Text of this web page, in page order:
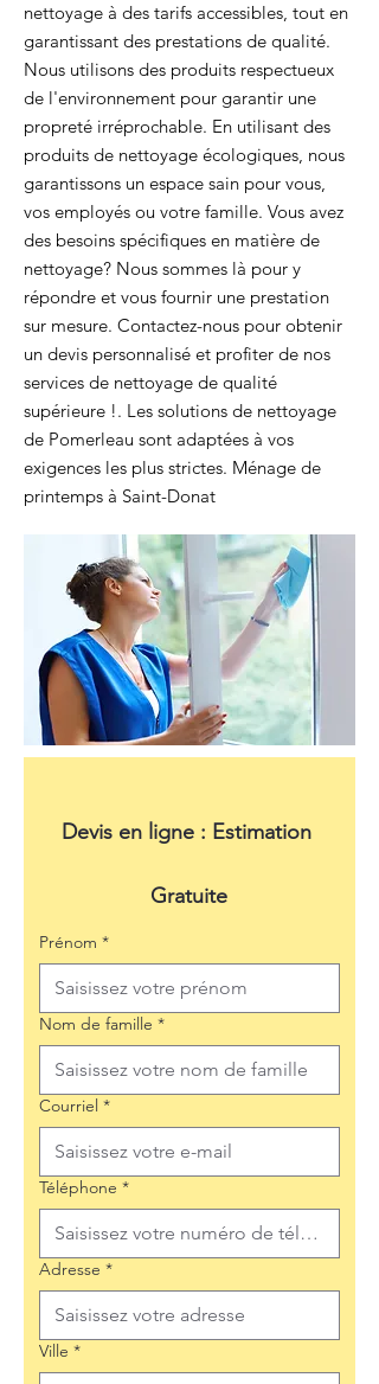
nettoyage à des tarifs accessibles, tout en
garantissant des prestations de qualité.
Nous utilisons des produits respectueux
de l'environnement pour garantir une
propreté irréprochable. En utilisant des
produits de nettoyage écologiques, nous
garantissons un espace sain pour vous,
vos employés ou votre famille. Vous avez
des besoins spécifiques en matière de
nettoyage? Nous sommes là pour y
répondre et vous fournir une prestation
sur mesure. Contactez-nous pour obtenir
un devis personnalisé et profiter de nos
services de nettoyage de qualité
supérieure !. Les solutions de nettoyage
de Pomerleau sont adaptées à vos
exigences les plus strictes. Ménage de
printemps à Saint-Donat
Devis en ligne : Estimation
Gratuite
Prénom *
Nom de famille *
Courriel *
Téléphone *
Adresse *
Ville *